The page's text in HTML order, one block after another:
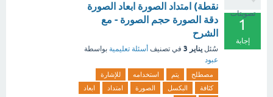
تصويتات
1
إجابة
نقطة) امتداد الصورة ابعاد الصورة
دقة الصورة حجم الصورة - مع
الشرح
سُئل يناير 3 في تصنيف أسئلة تعليمية بواسطة
عبود
مصطلح يتم استخدامه
للإشارة
كثافة
البكسل الصورة امتداد
ابعاد